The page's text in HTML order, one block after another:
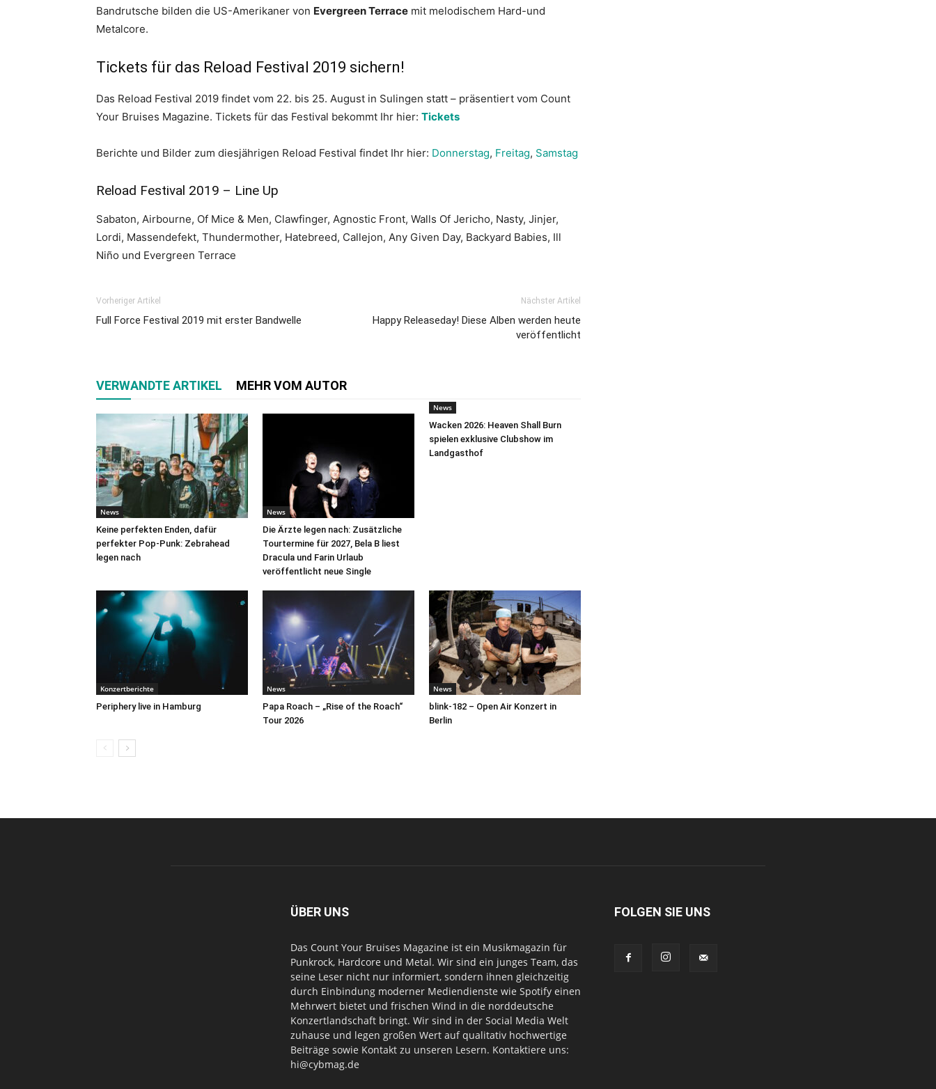
Bandrutsche bilden die US-Amerikaner von Evergreen Terrace mit melodischem Hard-und
Metalcore.
Tickets für das Reload Festival 2019 sichern!
Das Reload Festival 2019 findet vom 22. bis 25. August in Sulingen statt – präsentiert vom Count
Your Bruises Magazine. Tickets für das Festival bekommt Ihr hier: Tickets
Berichte und Bilder zum diesjährigen Reload Festival findet Ihr hier: Donnerstag, Freitag, Samstag
Reload Festival 2019 – Line Up
Sabaton, Airbourne, Of Mice & Men, Clawfinger, Agnostic Front, Walls Of Jericho, Nasty, Jinjer,
Lordi, Massendefekt, Thundermother, Hatebreed, Callejon, Any Given Day, Backyard Babies, Ill
Niño und Evergreen Terrace
Vorheriger Artikel
Full Force Festival 2019 mit erster Bandwelle
Nächster Artikel
Happy Releaseday! Diese Alben werden heute
veröffentlicht
VERWANDTE ARTIKEL MEHR VOM AUTOR
News
Keine perfekten Enden, dafür
perfekter Pop-Punk: Zebrahead
legen nach
News
Die Ärzte legen nach: Zusätzliche
Tourtermine für 2027, Bela B liest
Dracula und Farin Urlaub
veröffentlicht neue Single
News
Wacken 2026: Heaven Shall Burn
spielen exklusive Clubshow im
Landgasthof
Konzertberichte
Periphery live in Hamburg
News
Papa Roach – „Rise of the Roach“
Tour 2026
News
blink-182 – Open Air Konzert in
Berlin
ÜBER UNS
Das Count Your Bruises Magazine ist ein Musikmagazin für
Punkrock, Hardcore und Metal. Wir sind ein junges Team, das
seine Leser nicht nur informiert, sondern ihnen gleichzeitig
durch Einbindung moderner Mediendienste wie Spotify einen
Mehrwert bietet und frischen Wind in die norddeutsche
Konzertlandschaft bringt. Wir sind in der Social Media Welt
zuhause und legen großen Wert auf qualitativ hochwertige
Beiträge sowie Kontakt zu unseren Lesern. Kontaktiere uns:
hi@cybmag.de
FOLGEN SIE UNS